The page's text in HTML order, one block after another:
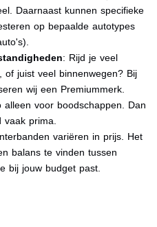
Daarnaast kunnen specifieke
op bepaalde autotypes
: Rijd je veel
of juist veel binnenwegen? Bij
wij een Premiummerk.
voor boodschappen. Dan
prima.
variëren in prijs. Het
balans te vinden tussen
bij jouw budget past.